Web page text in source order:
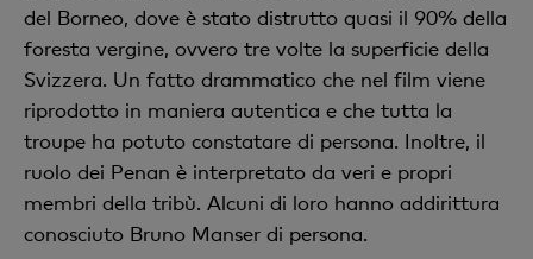
del Borneo, dove è stato distrutto quasi il 90% della
foresta vergine, ovvero tre volte la superficie della
Svizzera. Un fatto drammatico che nel film viene
riprodotto in maniera autentica e che tutta la
troupe ha potuto constatare di persona. Inoltre, il
ruolo dei Penan è interpretato da veri e propri
membri della tribù. Alcuni di loro hanno addirittura
conosciuto Bruno Manser di persona.